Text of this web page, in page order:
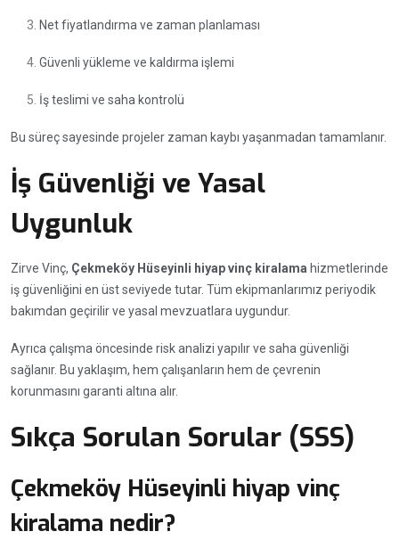
Net fiyatlandırma ve zaman planlaması
Güvenli yükleme ve kaldırma işlemi
İş teslimi ve saha kontrolü
Bu süreç sayesinde projeler zaman kaybı yaşanmadan tamamlanır.
İş Güvenliği ve Yasal
Uygunluk
Zirve Vinç, Çekmeköy Hüseyinli hiyap vinç kiralama hizmetlerinde
iş güvenliğini en üst seviyede tutar. Tüm ekipmanlarımız periyodik
bakımdan geçirilir ve yasal mevzuatlara uygundur.
Ayrıca çalışma öncesinde risk analizi yapılır ve saha güvenliği
sağlanır. Bu yaklaşım, hem çalışanların hem de çevrenin
korunmasını garanti altına alır.
Sıkça Sorulan Sorular (SSS)
Çekmeköy Hüseyinli hiyap vinç
kiralama nedir?